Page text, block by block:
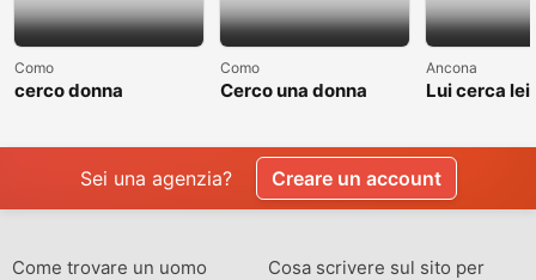
Como
cerco donna
Como
Cerco una donna
Ancona
Lui cerca lei
Sei una agenzia? Creare un account
Come trovare un uomo
Cosa scrivere sul sito per